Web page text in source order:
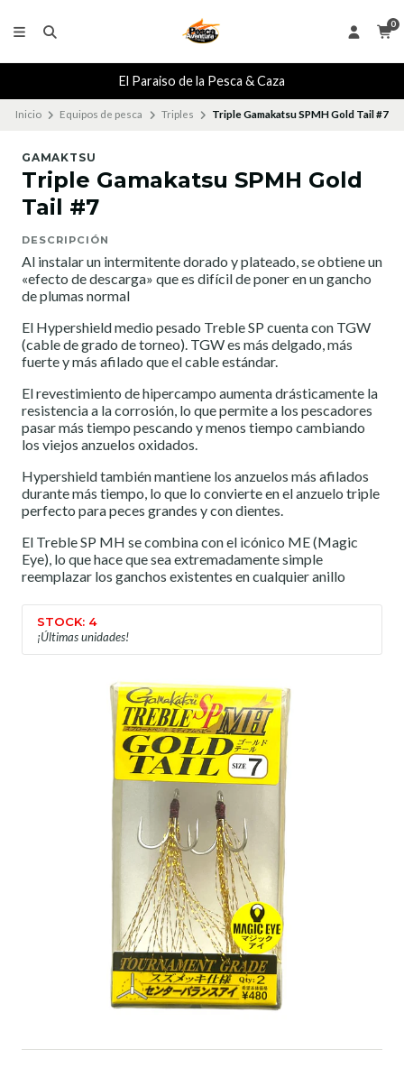
0
El Paraiso de la Pesca & Caza
Inicio Equipos de pesca Triples Triple Gamakatsu SPMH Gold Tail #7
GAMAKTSU
Triple Gamakatsu SPMH Gold
Tail #7
DESCRIPCIÓN
Al instalar un intermitente dorado y plateado, se obtiene un
«efecto de descarga» que es difícil de poner en un gancho
de plumas normal
El Hypershield medio pesado Treble SP cuenta con TGW
(cable de grado de torneo). TGW es más delgado, más
fuerte y más afilado que el cable estándar.
El revestimiento de hipercampo aumenta drásticamente la
resistencia a la corrosión, lo que permite a los pescadores
pasar más tiempo pescando y menos tiempo cambiando
los viejos anzuelos oxidados.
Hypershield también mantiene los anzuelos más afilados
durante más tiempo, lo que lo convierte en el anzuelo triple
perfecto para peces grandes y con dientes.
El Treble SP MH se combina con el icónico ME (Magic
Eye), lo que hace que sea extremadamente simple
reemplazar los ganchos existentes en cualquier anillo
STOCK: 4
¡Últimas unidades!